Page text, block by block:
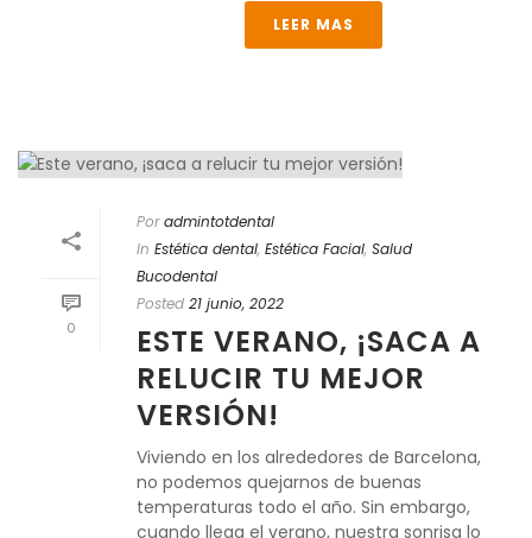
LEER MAS
0
Por admintotdental
In Estética dental, Estética Facial, Salud
Bucodental
Posted 21 junio, 2022
ESTE VERANO, ¡SACA A
RELUCIR TU MEJOR
VERSIÓN!
Viviendo en los alrededores de Barcelona,
no podemos quejarnos de buenas
temperaturas todo el año. Sin embargo,
cuando llega el verano, nuestra sonrisa lo